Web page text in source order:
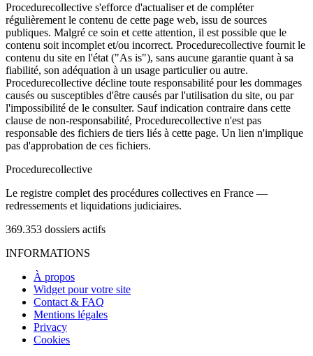
Procedurecollective s'efforce d'actualiser et de compléter
régulièrement le contenu de cette page web, issu de sources
publiques. Malgré ce soin et cette attention, il est possible que le
contenu soit incomplet et/ou incorrect. Procedurecollective fournit le
contenu du site en l'état ("As is"), sans aucune garantie quant à sa
fiabilité, son adéquation à un usage particulier ou autre.
Procedurecollective décline toute responsabilité pour les dommages
causés ou susceptibles d'être causés par l'utilisation du site, ou par
l'impossibilité de le consulter. Sauf indication contraire dans cette
clause de non-responsabilité, Procedurecollective n'est pas
responsable des fichiers de tiers liés à cette page. Un lien n'implique
pas d'approbation de ces fichiers.
Procedurecollective
Le registre complet des procédures collectives en France —
redressements et liquidations judiciaires.
369.353 dossiers actifs
INFORMATIONS
À propos
Widget pour votre site
Contact & FAQ
Mentions légales
Privacy
Cookies